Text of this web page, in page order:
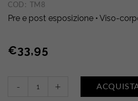
COD: TM8
Pre e post esposizione • Viso-
€33,95
- +